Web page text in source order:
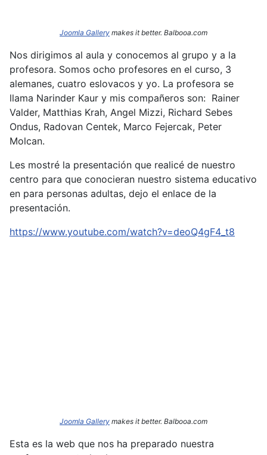
Joomla Gallery makes it better. Balbooa.com
Nos dirigimos al aula y conocemos al grupo y a la
profesora. Somos ocho profesores en el curso, 3
alemanes, cuatro eslovacos y yo. La profesora se
llama Narinder Kaur y mis compañeros son: Rainer
Valder, Matthias Krah, Angel Mizzi, Richard Sebes
Ondus, Radovan Centek, Marco Fejercak, Peter
Molcan.
Les mostré la presentación que realicé de nuestro
centro para que conocieran nuestro sistema educativo
en para personas adultas, dejo el enlace de la
presentación.
https://www.youtube.com/watch?v=deoQ4gF4_t8
Joomla Gallery makes it better. Balbooa.com
Esta es la web que nos ha preparado nuestra